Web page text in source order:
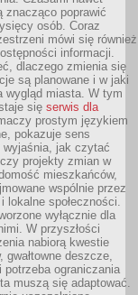
znacząco poprawić
osób. Coraz
mówi się również
informacji.
dlaczego zmienia się
są planowane i w jaki
wygląd miasta. W tym
się serwis dla
prostym językiem
pokazuje sens
wyjaśnia, jak czytać
projekty zmian w
mieszkańców,
wspólnie przez
lokalne społeczności.
wyłącznie dla
W przyszłości
nabiorą kwestie
gwałtowne deszcze,
potrzeba ograniczania
muszą się adaptować.